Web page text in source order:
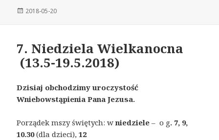
Posted
2018-05-20
7. Niedziela Wielkanocna
(13.5-19.5.2018)
Dzisiaj obchodzimy uroczystość
Wniebowstąpienia Pana Jezusa.
Porządek mszy świętych: wniedziele – o g. 7, 9,
10.30(dla dzieci),12